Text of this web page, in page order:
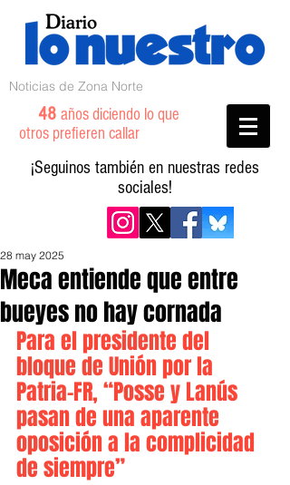
Noticias de Zona Norte
48 años diciendo lo que
otros prefieren callar
¡Seguinos también en nuestras redes
sociales!
Meca entiende que entre
bueyes no hay cornada
28 may 2025
Para el presidente del
bloque de Unión por la
Patria-FR, “Posse y Lanús
pasan de una aparente
oposición a la complicidad
de siempre”